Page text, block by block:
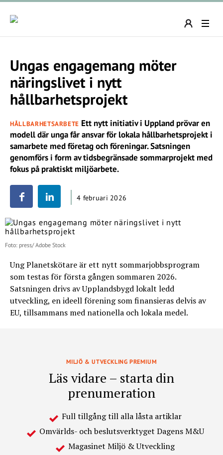
Ungas engagemang möter
näringslivet i nytt
hållbarhetsprojekt
HÅLLBARHETSARBETE Ett nytt initiativ i Uppland prövar en
modell där unga får ansvar för lokala hållbarhetsprojekt i
samarbete med företag och föreningar. Satsningen
genomförs i form av tidsbegränsade sommarprojekt med
fokus på praktiskt miljöarbete.
4 februari 2026
Foto: press/ Adobe Stock
Ung Planetskötare är ett nytt sommarjobbsprogram
som testas för första gången sommaren 2026.
Satsningen drivs av Upplandsbygd lokalt ledd
utveckling, en ideell förening som finansieras delvis av
EU, tillsammans med nationella och lokala medel.
MILJÖ & UTVECKLING PREMIUM
Läs vidare – starta din
prenumeration
Full tillgång till alla låsta artiklar
Omvärlds- och beslutsverktyget Dagens M&U
Magasinet Miljö & Utveckling